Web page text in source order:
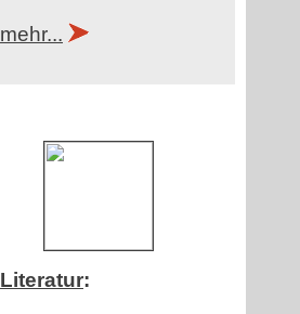
mehr...
Literatur: